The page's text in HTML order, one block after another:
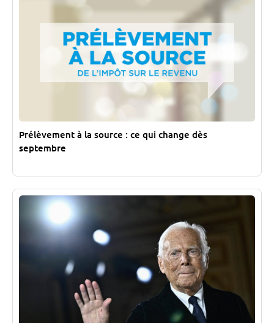
Prélèvement à la source : ce qui change dès
septembre